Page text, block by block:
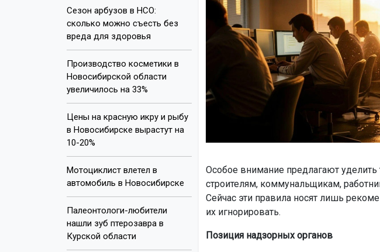
Сезон арбузов в НСО:
сколько можно съесть без
вреда для здоровья
Производство косметики в
Новосибирской области
увеличилось на 33%
Цены на красную икру и рыбу
в Новосибирске вырастут на
10-20%
Мотоциклист влетел в
автомобиль в Новосибирске
Палеонтологи-любители
нашли зуб птерозавра в
Курской области
Особое внимание предлагают уделить
строителям, коммунальщикам,
Сейчас эти правила носят лишь
их игнорировать.
Позиция надзорных органов